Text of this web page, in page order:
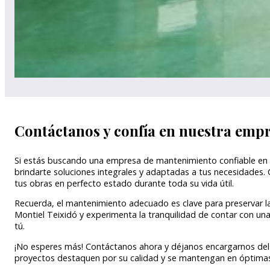
Contáctanos y confía en nuestra
Si estás buscando una empresa de mantenimiento confiable
brindarte soluciones integrales y adaptadas a tus
tus obras en perfecto estado durante toda su vida útil.
Recuerda, el mantenimiento adecuado es clave para
Montiel Teixidó y experimenta la tranquilidad de contar con
tú.
¡No esperes más! Contáctanos ahora y déjanos encargarnos
proyectos destaquen por su calidad y se mantengan en